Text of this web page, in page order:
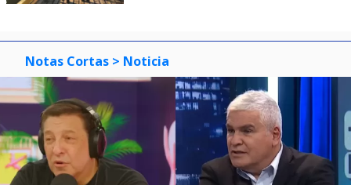
Notas Cortas > Noticia